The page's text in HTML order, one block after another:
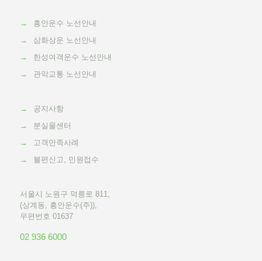
→
흥안운수 노선안내
→
삼화상운 노선안내
→
한성여객운수 노선안내
→
관악교통 노선안내
→
공지사항
→
분실물센터
→
고객만족사례
→
불편신고, 민원접수
서울시 노원구 덕릉로 811,
(상계동, 흥안운수(주)),
우편번호 01637
02 936 6000